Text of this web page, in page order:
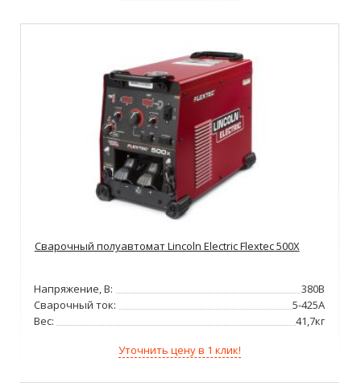
Сварочный полуавтомат Lincoln Electric Flextec 500X
Напряжение, В:
380В
Сварочный ток:
5-425А
Вес:
41,7кг
Уточнить цену в 1 клик!